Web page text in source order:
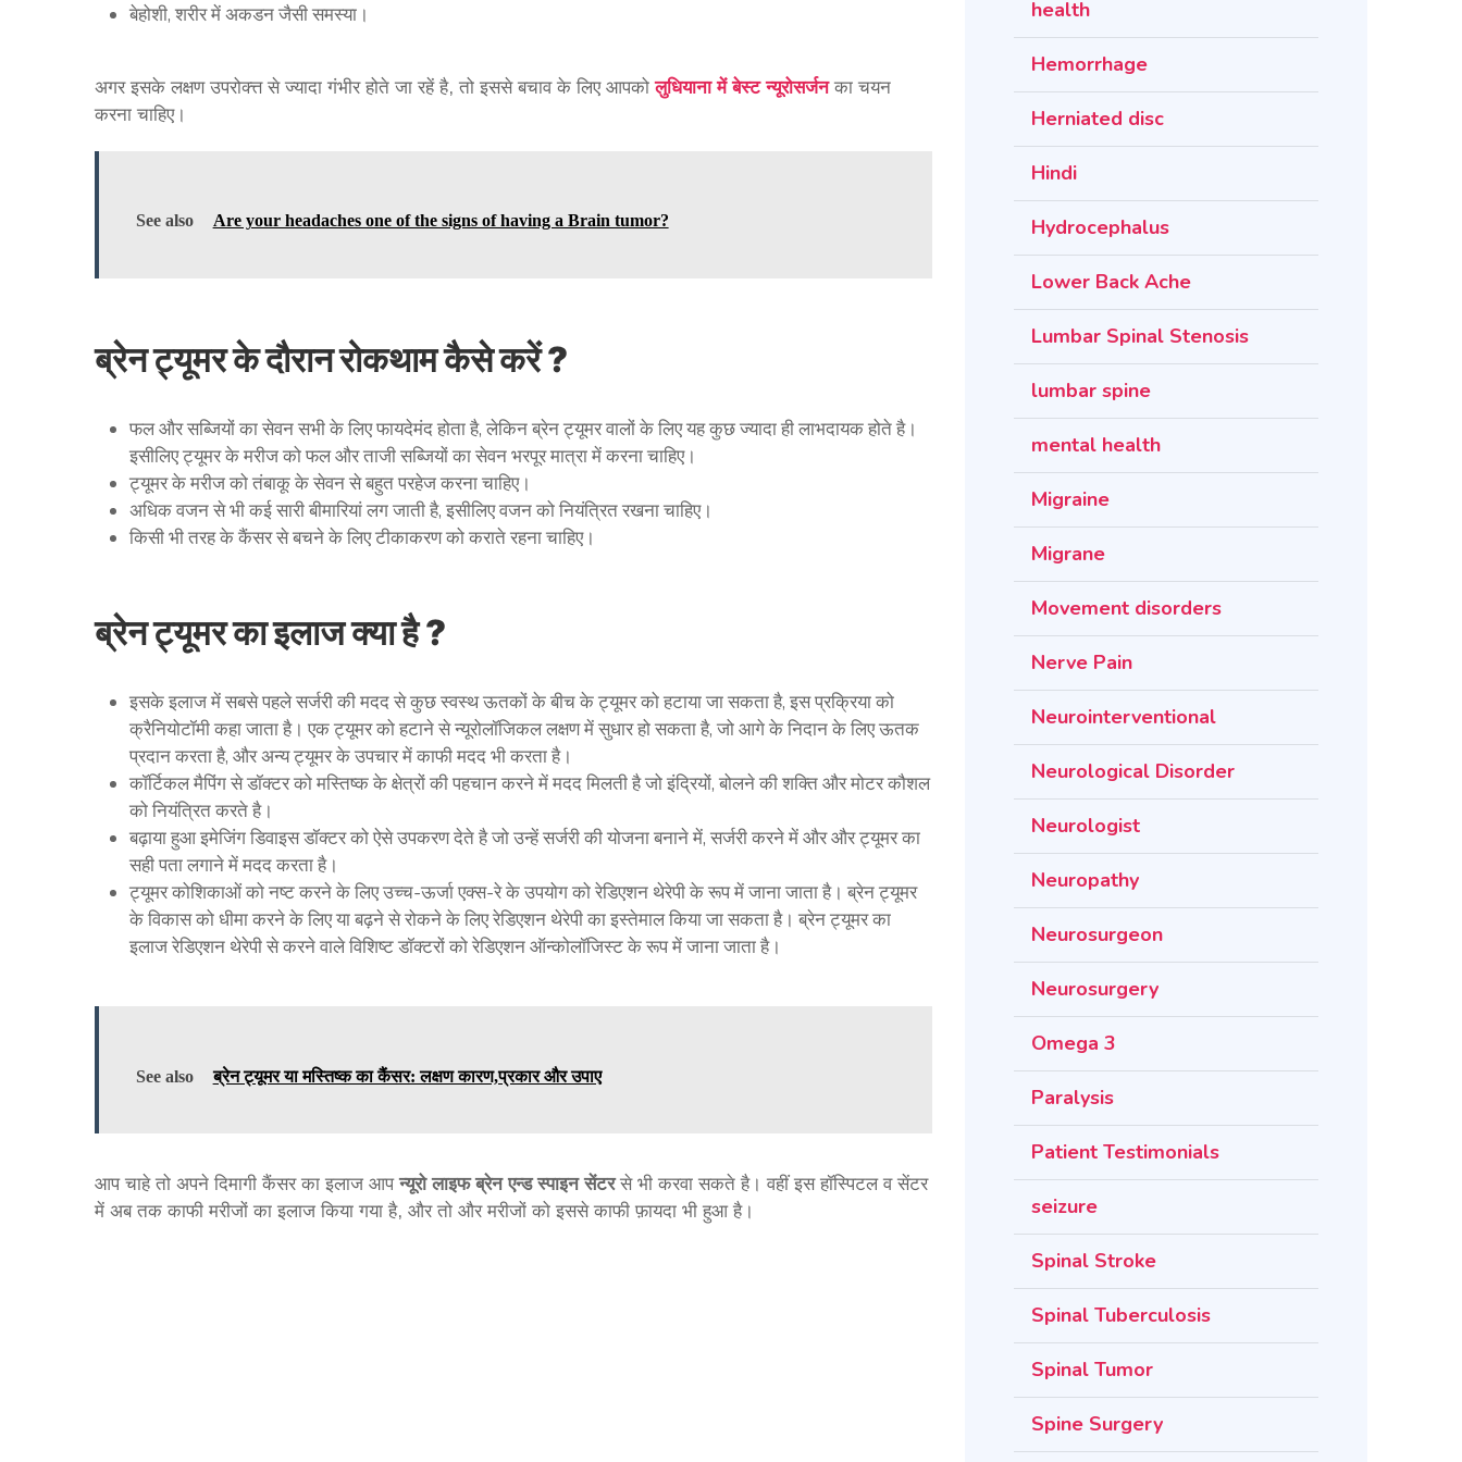
बेहोशी, शरीर में अकडन जैसी समस्या।
अगर इसके लक्षण उपरोक्त्त से ज्यादा गंभीर होते जा रहें है, तो इससे बचाव के लिए आपकोलुधियाना में बेस्ट न्यूरोसर्जनका चयन
करना चाहिए।
See also Are your headaches one of the signs of having a Brain tumor?
ब्रेन ट्यूमर के दौरान रोकथाम कैसे करें ?
फल और सब्जियों का सेवन सभी के लिए फायदेमंद होता है, लेकिन ब्रेन ट्यूमर वालों के लिए यह कुछ ज्यादा ही लाभदायक होते है।
इसीलिए ट्यूमर के मरीज को फल और ताजी सब्जियों का सेवन भरपूर मात्रा में करना चाहिए।
ट्यूमर के मरीज को तंबाकू के सेवन से बहुत परहेज करना चाहिए।
अधिक वजन से भी कई सारी बीमारियां लग जाती है, इसीलिए वजन को नियंत्रित रखना चाहिए।
किसी भी तरह के कैंसर से बचने के लिए टीकाकरण को कराते रहना चाहिए।
ब्रेन ट्यूमर का इलाज क्या है ?
इसके इलाज में सबसे पहले सर्जरी की मदद से कुछ स्वस्थ ऊतकों के बीच के ट्यूमर को हटाया जा सकता है, इस प्रक्रिया को
क्रैनियोटॉमी कहा जाता है। एक ट्यूमर को हटाने से न्यूरोलॉजिकल लक्षण में सुधार हो सकता है, जो आगे के निदान के लिए ऊतक
प्रदान करता है, और अन्य ट्यूमर के उपचार में काफी मदद भी करता है।
कॉर्टिकल मैपिंग से डॉक्टर को मस्तिष्क के क्षेत्रों की पहचान करने में मदद मिलती है जो इंद्रियों, बोलने की शक्ति और मोटर कौशल
को नियंत्रित करते है।
बढ़ाया हुआ इमेजिंग डिवाइस डॉक्टर को ऐसे उपकरण देते है जो उन्हें सर्जरी की योजना बनाने में, सर्जरी करने में और और ट्यूमर का
सही पता लगाने में मदद करता है।
ट्यूमर कोशिकाओं को नष्ट करने के लिए उच्च-ऊर्जा एक्स-रे के उपयोग को रेडिएशन थेरेपी के रूप में जाना जाता है। ब्रेन ट्यूमर
के विकास को धीमा करने के लिए या बढ़ने से रोकने के लिए रेडिएशन थेरेपी का इस्तेमाल किया जा सकता है। ब्रेन ट्यूमर का
इलाज रेडिएशन थेरेपी से करने वाले विशिष्ट डॉक्टरों को रेडिएशन ऑन्कोलॉजिस्ट के रूप में जाना जाता है।
See also ब्रेन ट्यूमर या मस्तिष्क का कैंसर: लक्षण कारण,प्रकार और उपाए
आप चाहे तो अपने दिमागी कैंसर का इलाज आपन्यूरो लाइफ ब्रेन एन्ड स्पाइन सेंटरसे भी करवा सकते है। वहीं इस हॉस्पिटल व सेंटर
में अब तक काफी मरीजों का इलाज किया गया है, और तो और मरीजों को इससे काफी फ़ायदा भी हुआ है।
health
Hemorrhage
Herniated disc
Hindi
Hydrocephalus
Lower Back Ache
Lumbar Spinal Stenosis
lumbar spine
mental health
Migraine
Migrane
Movement disorders
Nerve Pain
Neurointerventional
Neurological Disorder
Neurologist
Neuropathy
Neurosurgeon
Neurosurgery
Omega 3
Paralysis
Patient Testimonials
seizure
Spinal Stroke
Spinal Tuberculosis
Spinal Tumor
Spine Surgery